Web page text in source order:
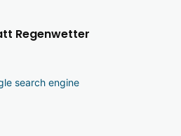
Regenwetter